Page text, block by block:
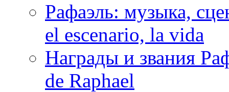
Рафаэль: музыка,
el escenario, la vida
Награды и звания
de Raphael